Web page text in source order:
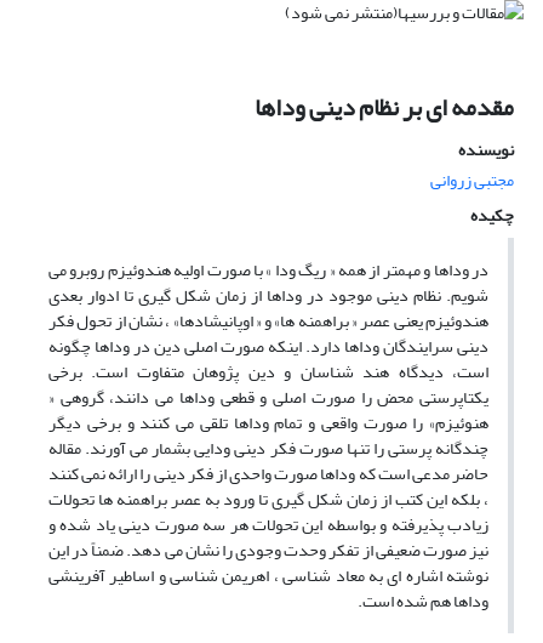
مقدمه ای بر نظام دینی وداها
نویسنده
مجتبی زروانی
چکیده
در وداها و مهمتر از همه « ریگ ودا » با صورت اولیه هندوئیزم روبرو می
شویم. نظام دینی موجود در وداها از زمان شکل گیری تا ادوار بعدی
هندوئیزم یعنی عصر « براهمنه ها» و « اوپانیشادها» ، نشان از تحول فکر
دینی سرایندگان وداها دارد. اینکه صورت اصلی دین در وداها چگونه
است، دیدگاه هند شناسان و دین پژوهان متفاوت است. برخی
یکتاپرستی محض را صورت اصلی و قطعی وداها می دانند، گروهی «
هنوئیزم» را صورت واقعی و تمام وداها تلقی می کنند و برخی دیگر
چندگانه پرستی را تنها صورت فکر دینی ودایی بشمار می آورند. مقاله
حاضر مدعی است که وداها صورت واحدی از فکر دینی را ارائه نمی کنند
، بلکه این کتب از زمان شکل گیری تا ورود به عصر براهمنه ها تحولات
زیادب پذیرفته و بواسطه این تحولات هر سه صورت دینی یاد شده و
نیز صورت ضعیفی از تفکر وحدت وجودی را نشان می دهد. ضمناً در این
نوشته اشاره ای به معاد شناسی ، اهریمن شناسی و اساطیر آفرینشی
وداها هم شده است.